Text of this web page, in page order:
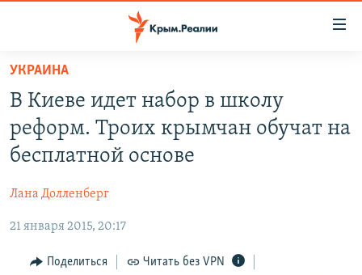
Вернуться
основному
содержанию
Вернутся
главной
Вернутся
поиску
СПЕЦПРОЕКТЫ
11 ЛЕТ ОККУПАЦИИ КРЫМА. 11 ИСТОРИЙ СОПРОТИВЛЕНИЯ
ВОДА
ЕЩЕ
ИНТЕРАКТИВ
ИНФОГРАФИКА
РАДІО СВОБОДА
КАК ОБОЙТИ БЛОКИРОВКУ
УКРАИНА
В Киеве идет набор в школу
реформ. Троих крымчан обучат на
бесплатной основе
Лана Долленберг
21 января 2015, 20:17
Поделиться Читать без VPN